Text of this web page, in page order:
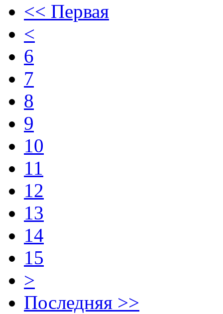
<< Первая
<
6
7
8
9
10
11
12
13
14
15
>
Последняя >>